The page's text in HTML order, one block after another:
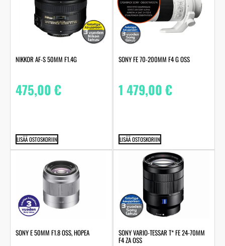
NIKKOR AF-S 50MM F1.4G
475,00€
LISÄÄ OSTOSKORIIN
SONY FE 70-200MM F4 G OSS
1 479,00€
LISÄÄ OSTOSKORIIN
SONY E 50MM F1.8 OSS, HOPEA SONY VARIO-TESSAR T* FE 24-70MM
F4 ZA OSS